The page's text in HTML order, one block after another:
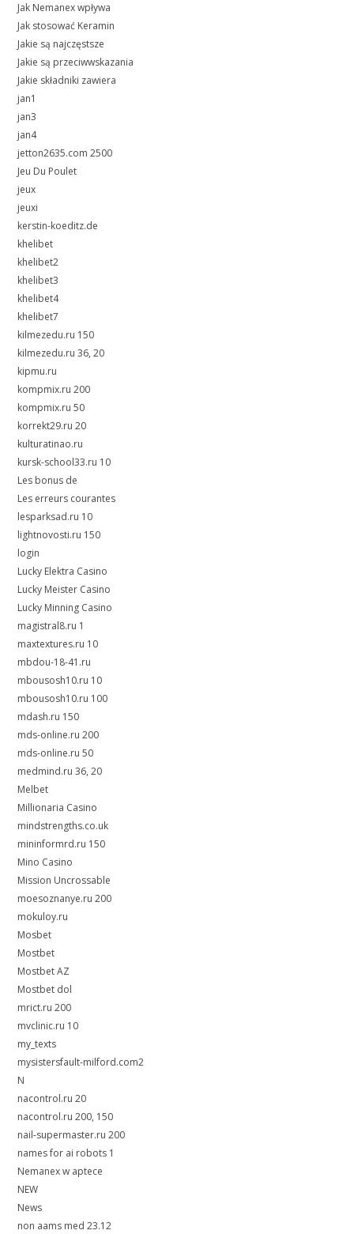
Jak Nemanex wpływa
Jak stosować Keramin
Jakie są najczęstsze
Jakie są przeciwwskazania
Jakie składniki zawiera
jan1
jan3
jan4
jetton2635.com 2500
Jeu Du Poulet
jeux
jeuxi
kerstin-koeditz.de
khelibet
khelibet2
khelibet3
khelibet4
khelibet7
kilmezedu.ru 150
kilmezedu.ru 36, 20
kipmu.ru
kompmix.ru 200
kompmix.ru 50
korrekt29.ru 20
kulturatinao.ru
kursk-school33.ru 10
Les bonus de
Les erreurs courantes
lesparksad.ru 10
lightnovosti.ru 150
login
Lucky Elektra Casino
Lucky Meister Casino
Lucky Minning Casino
magistral8.ru 1
maxtextures.ru 10
mbdou-18-41.ru
mbousosh10.ru 10
mbousosh10.ru 100
mdash.ru 150
mds-online.ru 200
mds-online.ru 50
medmind.ru 36, 20
Melbet
Millionaria Casino
mindstrengths.co.uk
mininformrd.ru 150
Mino Casino
Mission Uncrossable
moesoznanye.ru 200
mokuloy.ru
Mosbet
Mostbet
Mostbet AZ
Mostbet dol
mrict.ru 200
mvclinic.ru 10
my_texts
mysistersfault-milford.com2
N
nacontrol.ru 20
nacontrol.ru 200, 150
nail-supermaster.ru 200
names for ai robots 1
Nemanex w aptece
NEW
News
non aams med 23.12